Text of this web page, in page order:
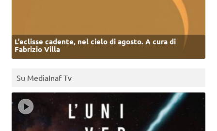
L’eclisse cadente, nel cielo di agosto. A cura di
Fabrizio Villa
Su MediaInaf Tv